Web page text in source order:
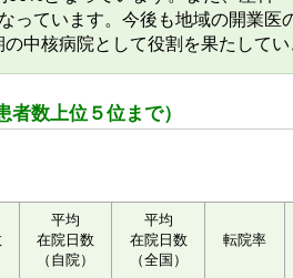
っています。今後も地域の開業医
中核病院として役割を果たしてい
数上位５位まで）
平均
在院日数
（自院）
平均
在院日数
（全国）
転院率